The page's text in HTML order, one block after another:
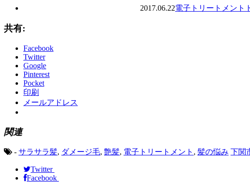
2017.06.22電子トリートメント
共有:
Facebook
Twitter
Google
Pinterest
Pocket
印刷
メールアドレス
関連
- サラサラ髪, ダメージ毛, 艶髪, 電子トリートメント , 髪の悩み 下関
Twitter
Facebook